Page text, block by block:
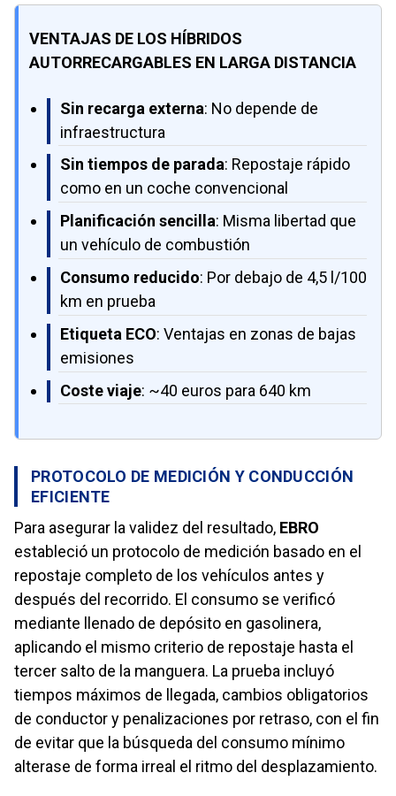
VENTAJAS DE LOS HÍBRIDOS
AUTORRECARGABLES EN LARGA DISTANCIA
Sin recarga externa: No depende de
infraestructura
Sin tiempos de parada: Repostaje rápido
como en un coche convencional
Planificación sencilla: Misma libertad que
un vehículo de combustión
Consumo reducido: Por debajo de 4,5 l/100
km en prueba
Etiqueta ECO: Ventajas en zonas de bajas
emisiones
Coste viaje: ~40 euros para 640 km
PROTOCOLO DE MEDICIÓN Y CONDUCCIÓN
EFICIENTE
Para asegurar la validez del resultado, EBRO
estableció un protocolo de medición basado en el
repostaje completo de los vehículos antes y
después del recorrido. El consumo se verificó
mediante llenado de depósito en gasolinera,
aplicando el mismo criterio de repostaje hasta el
tercer salto de la manguera. La prueba incluyó
tiempos máximos de llegada, cambios obligatorios
de conductor y penalizaciones por retraso, con el fin
de evitar que la búsqueda del consumo mínimo
alterase de forma irreal el ritmo del desplazamiento.